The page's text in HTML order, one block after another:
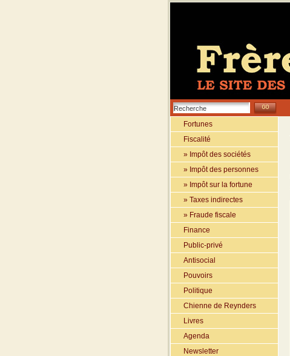
Fortunes
Fiscalité
» Impôt des sociétés
» Impôt des personnes
» Impôt sur la fortune
» Taxes indirectes
» Fraude fiscale
Finance
Public-privé
Antisocial
Pouvoirs
Politique
Chienne de Reynders
Livres
Agenda
Newsletter